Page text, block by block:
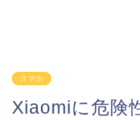
スマホ
Xiaomiに危険